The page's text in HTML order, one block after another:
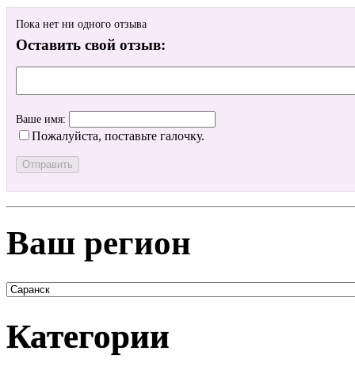
Пока нет ни одного отзыва
Оставить свой отзыв:
Ваше имя:
Пожалуйста, поставьте галочку.
Ваш регион
Категории